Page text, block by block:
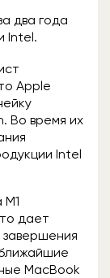
два года
Intel.
Apple
Во время их
Intel
дает
MacBook